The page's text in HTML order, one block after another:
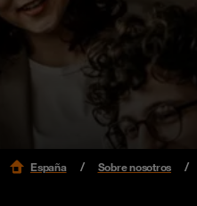
España Sobre nosotros